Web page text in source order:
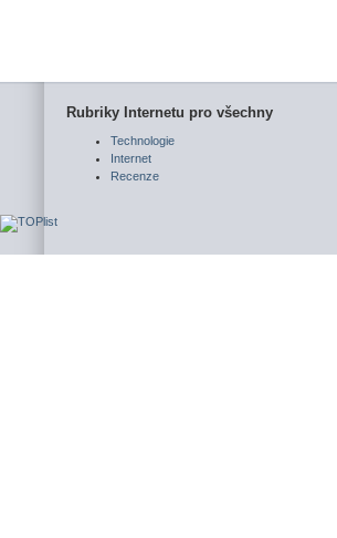
Rubriky Internetu pro všechny
Technologie
Internet
Recenze